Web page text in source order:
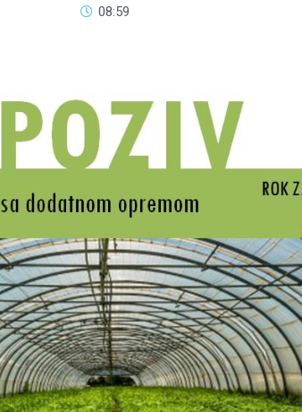
08:59